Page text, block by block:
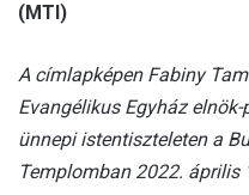
(MTI)
A címlapképen Fabiny
Evangélikus Egyház
ünnepi istentiszteleten a
Templomban 2022. április